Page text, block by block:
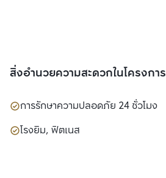
สิ่งอำนวยความสะดวกในโครงการ
การรักษาความปลอดภัย 24 ชั่วโมง
โรงยิม, ฟิตเนส